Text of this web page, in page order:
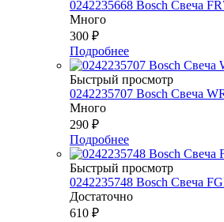
0242235668 Bosch Свеча
Много
300 ₽
Подробнее
Быстрый просмотр
0242235707 Bosch Свеча
Много
290 ₽
Подробнее
Быстрый просмотр
0242235748 Bosch Свеча
Достаточно
610 ₽